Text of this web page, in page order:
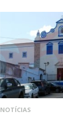
NOTÍCIAS